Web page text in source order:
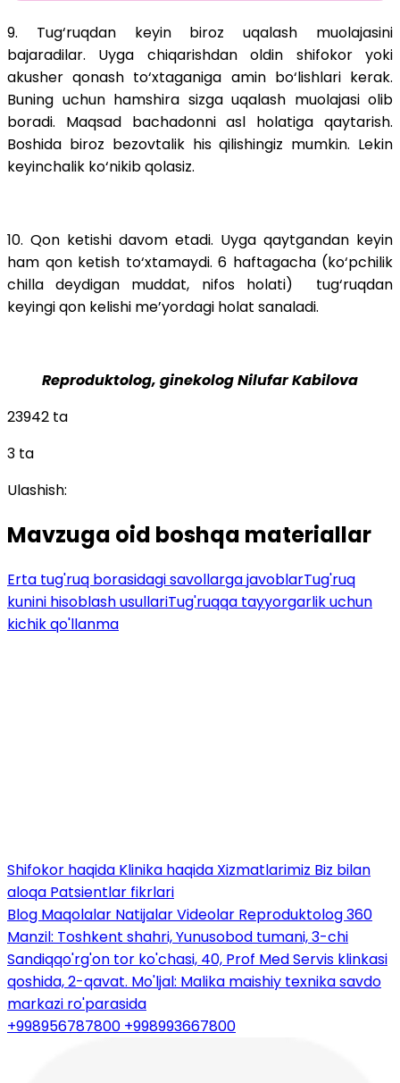
9. Tug‘ruqdan keyin biroz uqalash muolajasini
bajaradilar. Uyga chiqarishdan oldin shifokor yoki
akusher qonash to‘xtaganiga amin bo‘lishlari kerak.
Buning uchun hamshira sizga uqalash muolajasi olib
boradi. Maqsad bachadonni asl holatiga qaytarish.
Boshida biroz bezovtalik his qilishingiz mumkin. Lekin
keyinchalik ko‘nikib qolasiz.
10. Qon ketishi davom etadi. Uyga qaytgandan keyin
ham qon ketish to‘xtamaydi. 6 haftagacha (ko‘pchilik
chilla deydigan muddat, nifos holati) tug‘ruqdan
keyingi qon kelishi me’yordagi holat sanaladi.
Reproduktolog, ginekolog Nilufar Kabilova
23942 ta
3 ta
Ulashish:
Mavzuga oid boshqa materiallar
Erta tug'ruq borasidagi savollarga javoblarTug'ruq
kunini hisoblash usullariTug'ruqqa tayyorgarlik uchun
kichik qo'llanma
Shifokor haqida Klinika haqida Xizmatlarimiz Biz bilan
aloqa Patsientlar fikrlari
Blog Maqolalar NatijalarVideolar Reproduktolog 360
Manzil: Toshkent shahri, Yunusobod tumani, 3-chi
Sandiqqo'rg'on tor ko'chasi, 40, Prof Med Servis klinkasi
qoshida, 2-qavat. Mo'ljal: Malika maishiy texnika savdo
markazi ro'parasida
+998956787800 +998993667800